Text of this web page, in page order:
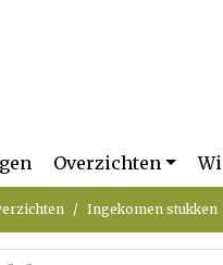
Overzichten
Ingekomen stukken